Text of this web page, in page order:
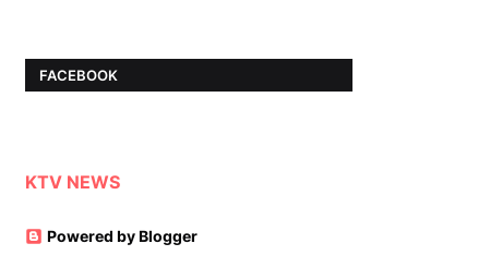
FACEBOOK
KTV NEWS
Powered by Blogger